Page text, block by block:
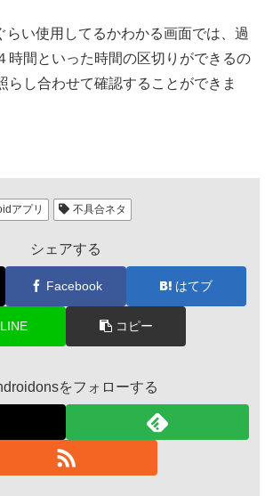
らい使用してるかわかる画面では、過
時間といった時間の区切りができるの
らし合わせて確認することができま
アプリ 不具合ネタ
シェアする
Facebook はてブ
LINE コピー
をフォローする